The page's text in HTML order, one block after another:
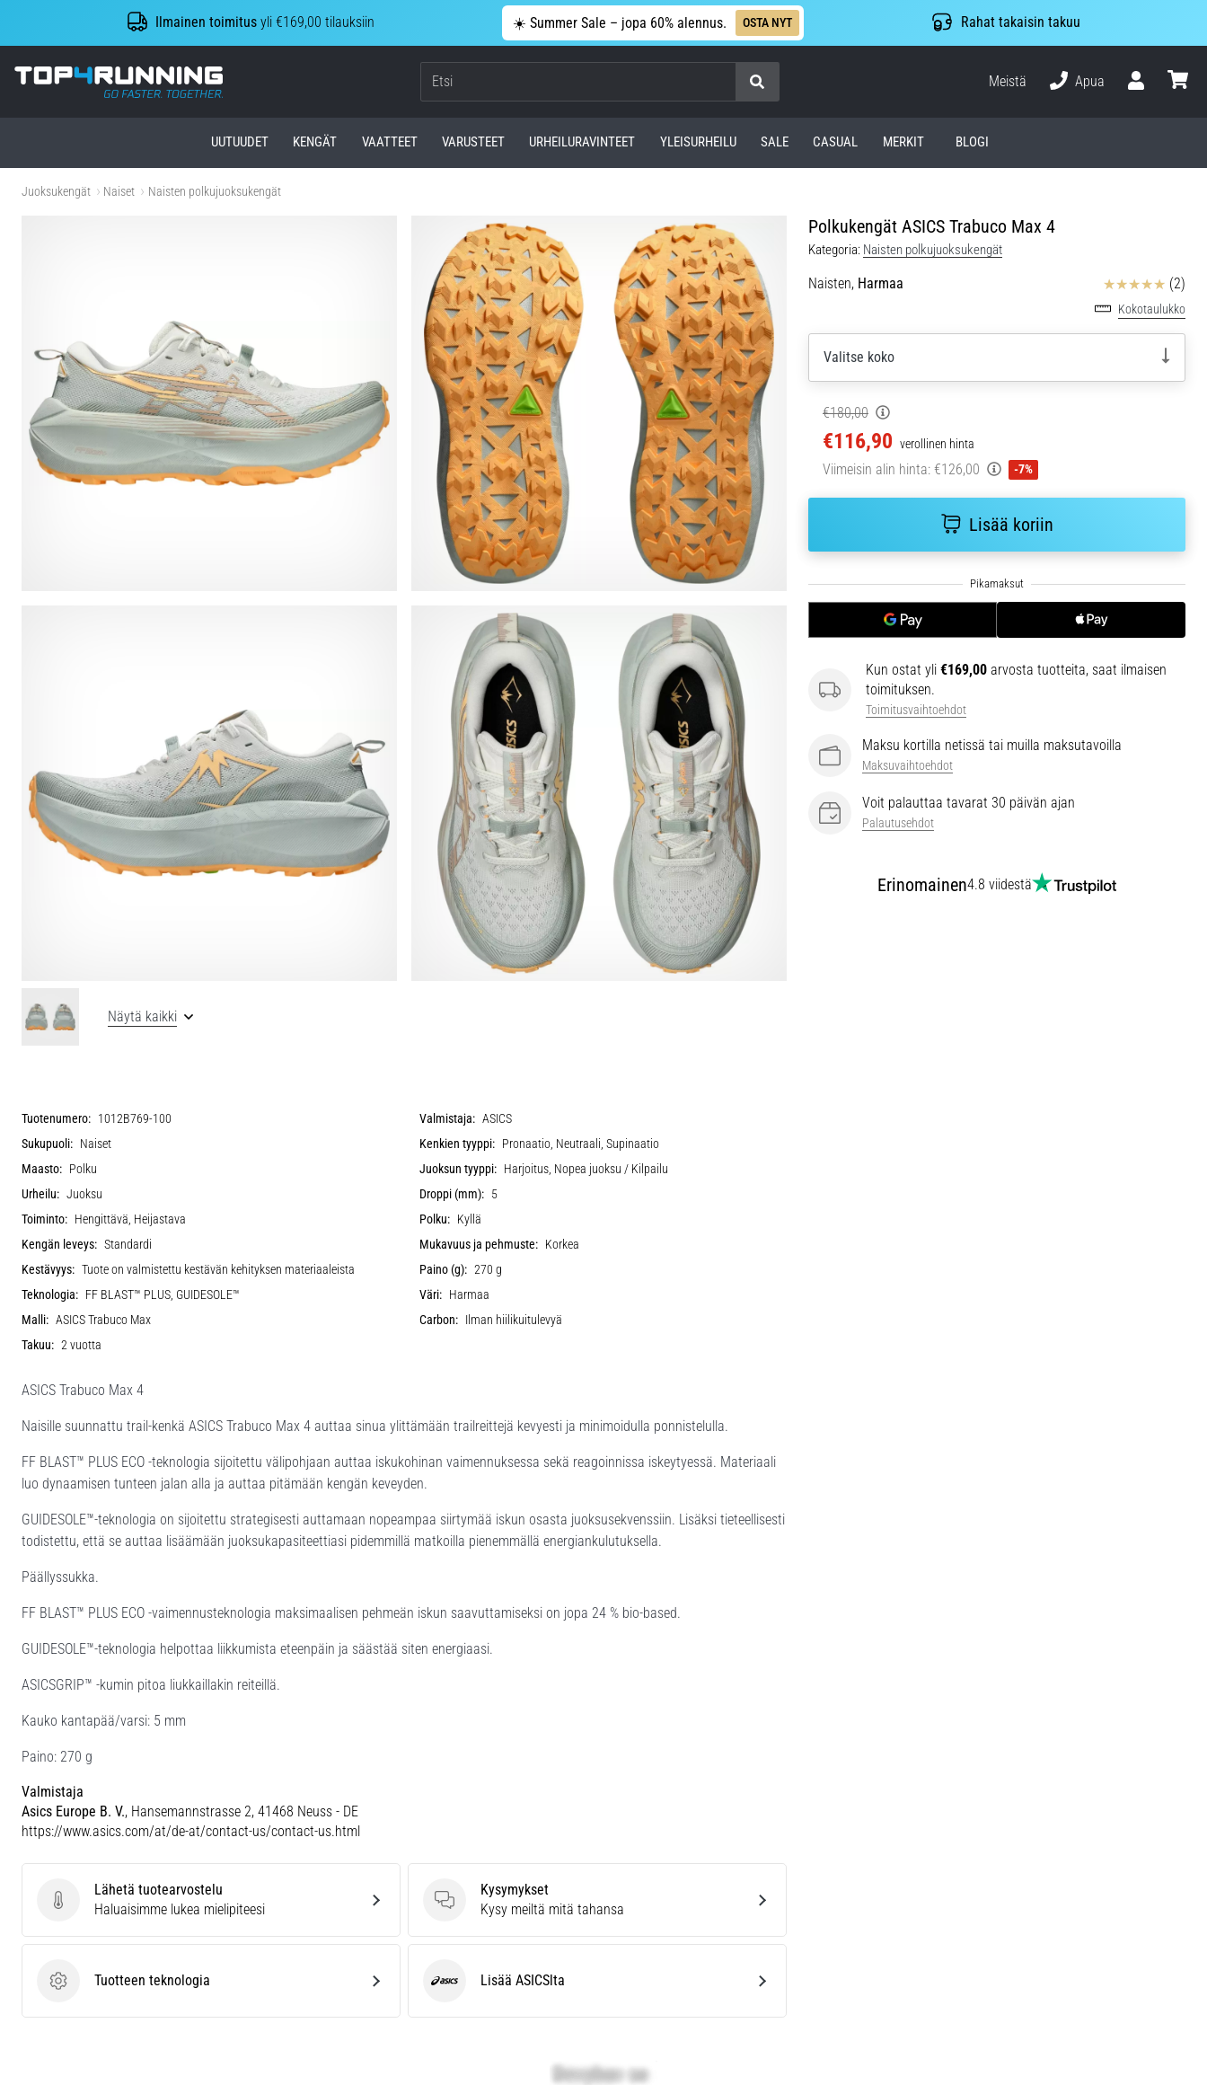
Ilmainen toimitus yli €169,00 tilauksiin ☀️ Summer Sale – jopa 60% alennus. OSTA NYT Rahat takaisin takuu
Top4Running.fi
Meistä
Apua
UUTUUDET KENGÄT VAATTEET VARUSTEET URHEILURAVINTEET YLEISURHEILU SALE CASUAL MERKIT BLOGI
Juoksukengät Naiset Naisten polkujuoksukengät
Polkukengät ASICS Trabuco Max 4
Kategoria: Naisten polkujuoksukengät
Naisten, Harmaa Arvostelut (2)
Kokotaulukko
Valitse koko
€180,00
€116,90 verollinen hinta
Viimeisin alin hinta: €126,00 -7%
Lisää koriin
Kun ostat yli €169,00 arvosta tuotteita, saat ilmaisen
toimituksen.
Toimitusvaihtoehdot
Maksu kortilla netissä tai muilla maksutavoilla
Maksuvaihtoehdot
Voit palauttaa tavarat 30 päivän ajan
Palautusehdot
Erinomainen4.8 viidestä
Näytä kaikki
Tuotenumero: 1012B769-100 Valmistaja: ASICS
Sukupuoli: Naiset Kenkien tyyppi: Pronaatio, Neutraali, Supinaatio
Maasto: Polku Juoksun tyyppi: Harjoitus, Nopea juoksu / Kilpailu
Urheilu: Juoksu Droppi (mm): 5
Toiminto: Hengittävä, Heijastava Polku: Kyllä
Kengän leveys: Standardi Mukavuus ja pehmuste: Korkea
Kestävyys: Tuote on valmistettu kestävän kehityksen materiaaleista Paino (g): 270 g
Teknologia: FF BLAST™ PLUS, GUIDESOLE™ Väri: Harmaa
Malli: ASICS Trabuco Max Carbon: Ilman hiilikuitulevyä
Takuu: 2 vuotta
ASICS Trabuco Max 4
Naisille suunnattu trail-kenkä ASICS Trabuco Max 4 auttaa sinua ylittämään trailreittejä kevyesti ja minimoidulla ponnistelulla.
FF BLAST™ PLUS ECO -teknologia sijoitettu välipohjaan auttaa iskukohinan vaimennuksessa sekä reagoinnissa iskeytyessä. Materiaali
luo dynaamisen tunteen jalan alla ja auttaa pitämään kengän keveyden.
GUIDESOLE™-teknologia on sijoitettu strategisesti auttamaan nopeampaa siirtymää iskun osasta juoksusekvenssiin. Lisäksi tieteellisesti
todistettu, että se auttaa lisäämään juoksukapasiteettiasi pidemmillä matkoilla pienemmällä energiankulutuksella.
Päällyssukka.
FF BLAST™ PLUS ECO -vaimennusteknologia maksimaalisen pehmeän iskun saavuttamiseksi on jopa 24 % bio-based.
GUIDESOLE™-teknologia helpottaa liikkumista eteenpäin ja säästää siten energiaasi.
ASICSGRIP™ -kumin pitoa liukkaillakin reiteillä.
Kauko kantapää/varsi: 5 mm
Paino: 270 g
Valmistaja
Asics Europe B. V., Hansemannstrasse 2, 41468 Neuss - DE
https://www.asics.com/at/de-at/contact-us/contact-us.html
Lähetä tuotearvostelu
Lähetä tuotearvostelu
Haluaisimme lukea mielipiteesi
Kysymykset
Kysymykset
Kysy meiltä mitä tahansa
Tuotteen teknologia
Tuotteen teknologia ASICS Lisää ASICSlta